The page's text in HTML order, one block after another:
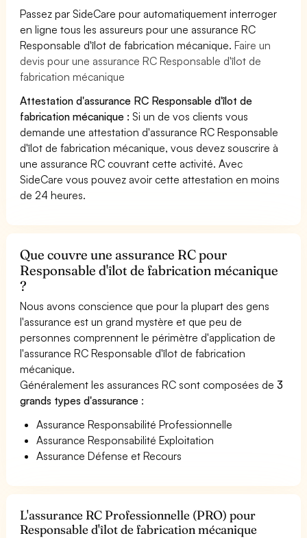
Passez par SideCare pour automatiquement interroger
en ligne tous les assureurs pour une assurance RC
Responsable d'îlot de fabrication mécanique.Faire un
devis pour une assurance RC Responsable d'îlot de
fabrication mécanique
Attestation d'assurance RC Responsable d'îlot de
fabrication mécanique : Si un de vos clients vous
demande une attestation d'assurance RC Responsable
d'îlot de fabrication mécanique, vous devez souscrire à
une assurance RC couvrant cette activité. Avec
SideCare vous pouvez avoir cette attestation en moins
de 24 heures.
Que couvre une assurance RC pour
Responsable d'îlot de fabrication mécanique
?
Nous avons conscience que pour la plupart des gens
l'assurance est un grand mystère et que peu de
personnes comprennent le périmètre d'application de
l'assurance RC Responsable d'îlot de fabrication
mécanique.
Généralement les assurances RC sont composées de3
grands types d'assurance :
Assurance Responsabilité Professionnelle
Assurance Responsabilité Exploitation
Assurance Défense et Recours
L'assurance RC Professionnelle (PRO) pour
Responsable d'îlot de fabrication mécanique